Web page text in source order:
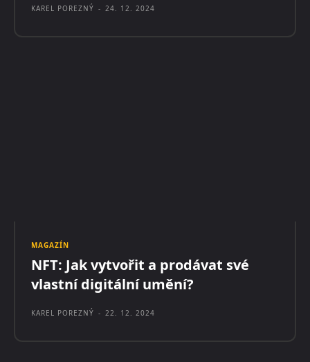
KAREL POREZNÝ - 24. 12. 2024
MAGAZÍN
NFT: Jak vytvořit a prodávat své
vlastní digitální umění?
KAREL POREZNÝ - 22. 12. 2024